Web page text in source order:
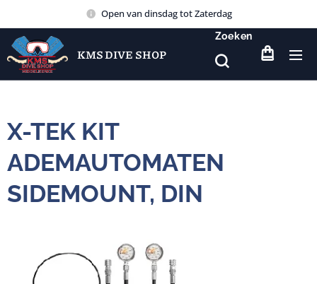
Open van dinsdag tot Zaterdag
KMS DIVE SHOP
Zoeken
X-TEK KIT
ADEMAUTOMATEN
SIDEMOUNT, DIN